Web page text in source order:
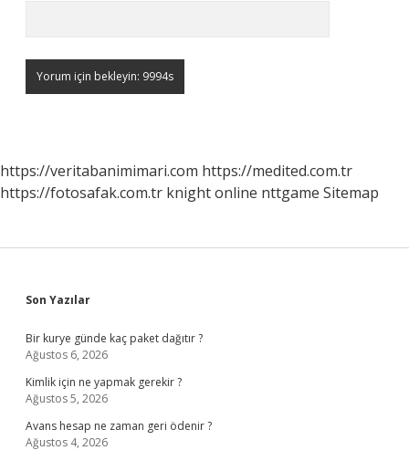
https://veritabanimimari.com https://medited.com.tr
https://fotosafak.com.tr knight online nttgame Sitemap
Sidebar
Son Yazılar
Bir kurye günde kaç paket dağıtır ?
Ağustos 6, 2026
Kimlik için ne yapmak gerekir ?
Ağustos 5, 2026
Avans hesap ne zaman geri ödenir ?
Ağustos 4, 2026